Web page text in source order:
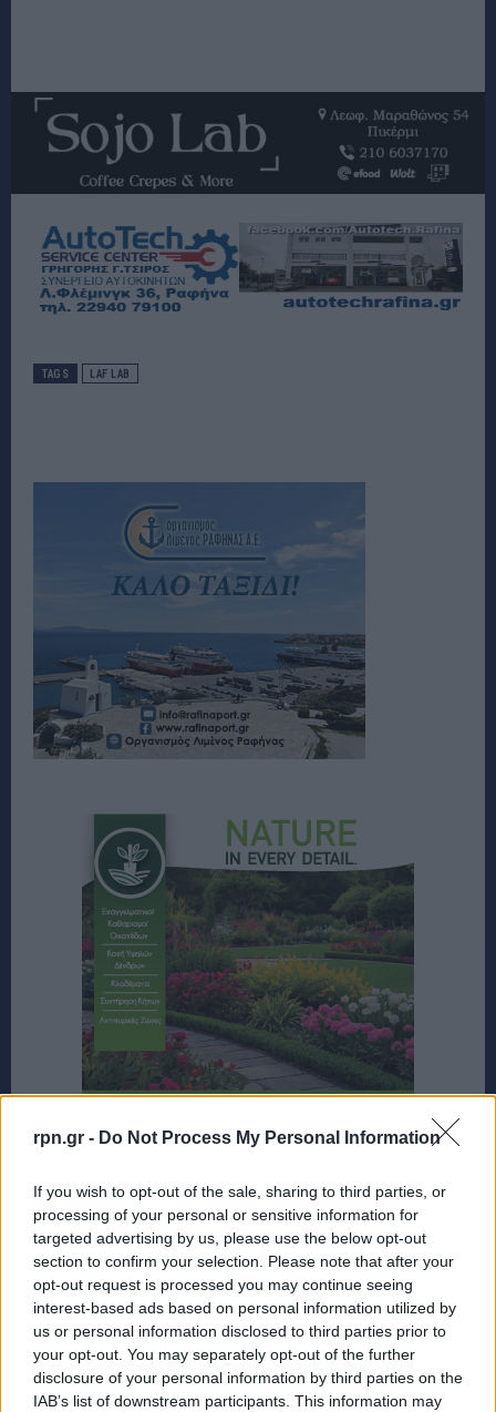
rpn.gr - Do Not Process My Personal Information
If you wish to opt-out of the sale, sharing to third parties, or
processing of your personal or sensitive information for
targeted advertising by us, please use the below opt-out
section to confirm your selection. Please note that after your
opt-out request is processed you may continue seeing
interest-based ads based on personal information utilized by
us or personal information disclosed to third parties prior to
your opt-out. You may separately opt-out of the further
disclosure of your personal information by third parties on the
IAB’s list of downstream participants. This information may
TAGS LAF LAB